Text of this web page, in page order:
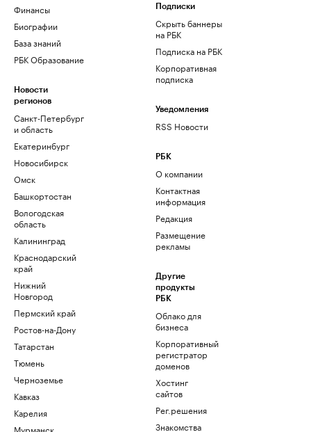
Финансы
Биографии
База знаний
РБК Образование
Новости
регионов
Санкт-Петербург
и область
Екатеринбург
Новосибирск
Омск
Башкортостан
Вологодская
область
Калининград
Краснодарский
край
Нижний
Новгород
Пермский край
Ростов-на-Дону
Татарстан
Тюмень
Черноземье
Кавказ
Карелия
Мурманск
Подписки
Скрыть баннеры
на РБК
Подписка на РБК
Корпоративная
подписка
Уведомления
RSS Новости
РБК
О компании
Контактная
информация
Редакция
Размещение
рекламы
Другие
продукты
РБК
Облако для
бизнеса
Корпоративный
регистратор
доменов
Хостинг
сайтов
Рег.решения
Знакомства